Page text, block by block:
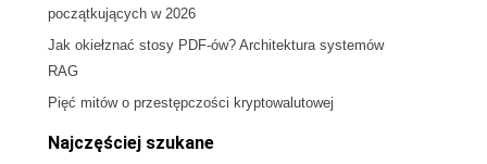
początkujących w 2026
Jak okiełznać stosy PDF-ów? Architektura systemów
RAG
Pięć mitów o przestępczości kryptowalutowej
Najczęściej szukane